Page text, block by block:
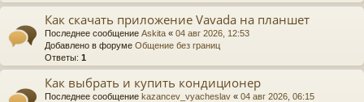
Как скачать приложение Vavada на планшет
Последнее сообщение Askita « 04 авг 2026, 12:53
Добавлено в форуме Общение без границ
Ответы: 1
Как выбрать и купить кондиционер
Последнее сообщение kazancev_vyacheslav « 04 авг 2026, 06:15